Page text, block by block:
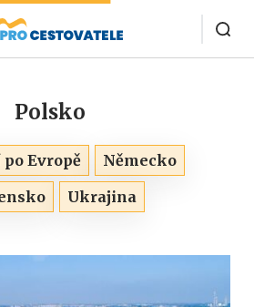
Polsko
Evropě
Německo
Ukrajina